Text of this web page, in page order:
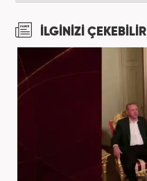
İLGİNİZİ ÇEKEBİLİR